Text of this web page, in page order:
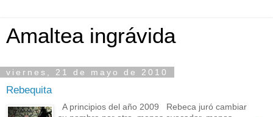
Amaltea ingrávida
viernes, 21 de mayo de 2010
Rebequita
A principios del año 2009 Rebeca juró cambiar